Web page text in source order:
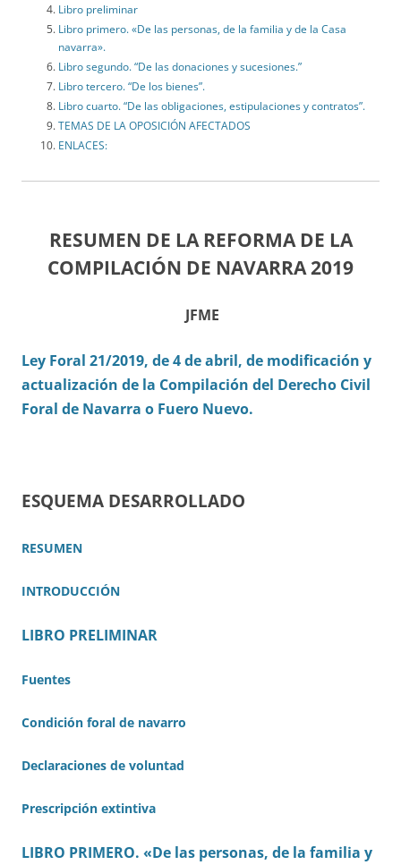
Libro preliminar
Libro primero. «De las personas, de la familia y de la Casa
navarra».
Libro segundo. “De las donaciones y sucesiones.”
Libro tercero. “De los bienes”.
Libro cuarto. “De las obligaciones, estipulaciones y contratos”.
TEMAS DE LA OPOSICIÓN AFECTADOS
ENLACES:
RESUMEN DE LA REFORMA DE LA
COMPILACIÓN DE NAVARRA 2019
JFME
Ley Foral 21/2019, de 4 de abril, de modificación y
actualización de la Compilación del Derecho Civil
Foral de Navarra o Fuero Nuevo.
ESQUEMA DESARROLLADO
RESUMEN
INTRODUCCIÓN
LIBRO PRELIMINAR
Fuentes
Condición foral de navarro
Declaraciones de voluntad
Prescripción extintiva
LIBRO PRIMERO. «De las personas, de la familia y